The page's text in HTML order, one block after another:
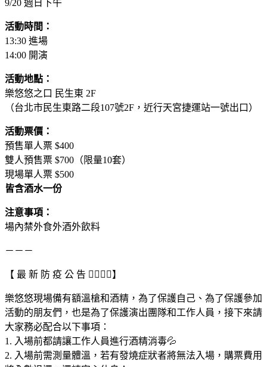
9/20 週日下午
活動時間：
13:30 進場
14:00 開演
活動地點：
樂悠悠之口 民生東 2F
（台北市民生東路二段107號2F，近行天宮捷運站一號出口）
活動票價：
預售單人票 $400
雙人預售票 $700（限量10套）
現場單人票 $500
皆含酒水一份
注意事項：
場內禁外食外酒外飲料
－－－
【 最 新 防 疫 公 告 👩‍⚕️👨‍⚕️】
樂悠悠現場備有額溫槍和酒精，為了保護自己、為了保護參加
活動的朋友們，也是為了保護演出團隊和工作人員，接下來請
大家務必配合以下事項：
1. 入場前都請讓工作人員進行酒精消毒💦
2. 入場前需測量體溫，若有發燒症狀者將無法入場，購票費用